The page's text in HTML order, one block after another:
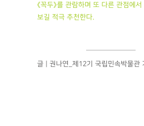
《꼭두》를 관람하며 또 다른 관점에
보길 적극 추천한다.
글 | 권나연_제12기 국립민속박물관